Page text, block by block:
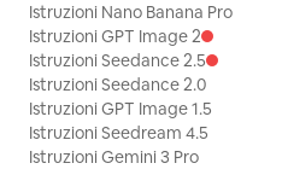
Istruzioni Nano Banana Pro
Istruzioni GPT Image 2
Istruzioni Seedance 2.5
Istruzioni Seedance 2.0
Istruzioni GPT Image 1.5
Istruzioni Seedream 4.5
Istruzioni Gemini 3 Pro